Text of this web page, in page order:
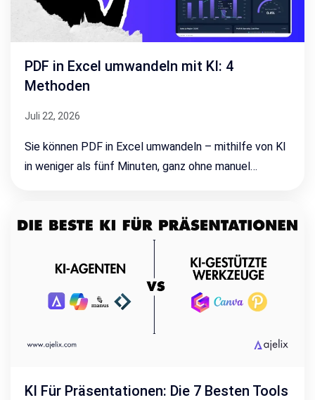
PDF in Excel umwandeln mit KI: 4
Methoden
Juli 22, 2026
Sie können PDF in Excel umwandeln – mithilfe von KI
in weniger als fünf Minuten, ganz ohne manuel…
KI Für Präsentationen: Die 7 Besten Tools